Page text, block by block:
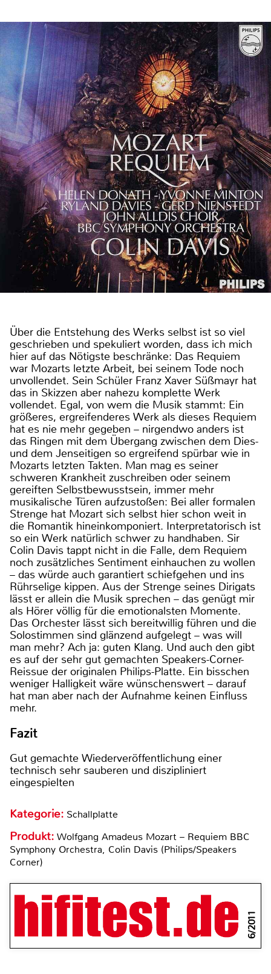
Über die Entstehung des Werks selbst ist so viel
geschrieben und spekuliert worden, dass ich mich
hier auf das Nötigste beschränke: Das Requiem
war Mozarts letzte Arbeit, bei seinem Tode noch
unvollendet. Sein Schüler Franz Xaver Süßmayr hat
das in Skizzen aber nahezu komplette Werk
vollendet. Egal, von wem die Musik stammt: Ein
größeres, ergreifenderes Werk als dieses Requiem
hat es nie mehr gegeben – nirgendwo anders ist
das Ringen mit dem Übergang zwischen dem Dies-
und dem Jenseitigen so ergreifend spürbar wie in
Mozarts letzten Takten. Man mag es seiner
schweren Krankheit zuschreiben oder seinem
gereiften Selbstbewusstsein, immer mehr
musikalische Türen aufzustoßen: Bei aller formalen
Strenge hat Mozart sich selbst hier schon weit in
die Romantik hineinkomponiert. Interpretatorisch ist
so ein Werk natürlich schwer zu handhaben. Sir
Colin Davis tappt nicht in die Falle, dem Requiem
noch zusätzliches Sentiment einhauchen zu wollen
– das würde auch garantiert schiefgehen und ins
Rührselige kippen. Aus der Strenge seines Dirigats
lässt er allein die Musik sprechen – das genügt mir
als Hörer völlig für die emotionalsten Momente.
Das Orchester lässt sich bereitwillig führen und die
Solostimmen sind glänzend aufgelegt – was will
man mehr? Ach ja: guten Klang. Und auch den gibt
es auf der sehr gut gemachten Speakers-Corner-
Reissue der originalen Philips-Platte. Ein bisschen
weniger Halligkeit wäre wünschenswert – darauf
hat man aber nach der Aufnahme keinen Einfluss
mehr.
Fazit
Gut gemachte Wiederveröffentlichung einer
technisch sehr sauberen und diszipliniert
eingespielten
Kategorie: Schallplatte
Produkt: Wolfgang Amadeus Mozart – Requiem BBC
Symphony Orchestra, Colin Davis (Philips/Speakers
Corner)
6/2011